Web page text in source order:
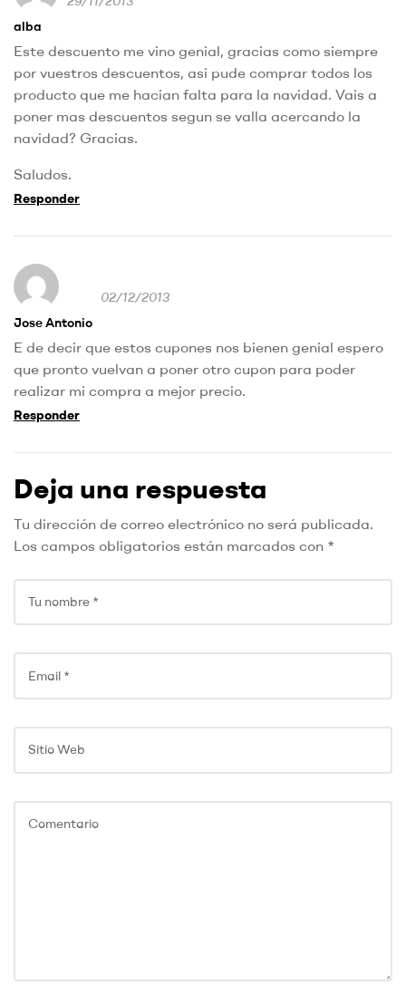
alba
Este descuento me vino genial, gracias como siempre
por vuestros descuentos, asi pude comprar todos los
producto que me hacian falta para la navidad. Vais a
poner mas descuentos segun se valla acercando la
navidad? Gracias.
Saludos.
Responder
Jose Antonio
02/12/2013
E de decir que estos cupones nos bienen genial espero
que pronto vuelvan a poner otro cupon para poder
realizar mi compra a mejor precio.
Responder
Deja una respuesta
Tu dirección de correo electrónico no será publicada.
Los campos obligatorios están marcados con *